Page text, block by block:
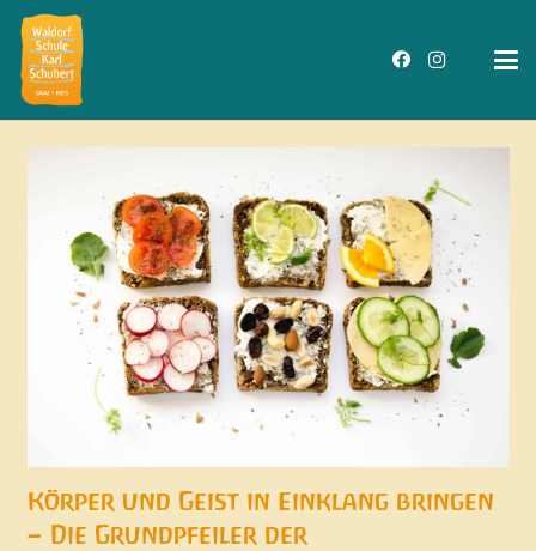
Körper und Geist in Einklang bringen
– Die Grundpfeiler der